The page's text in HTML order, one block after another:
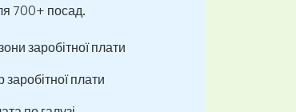
700+ посад.
заробітної плати
заробітної плати